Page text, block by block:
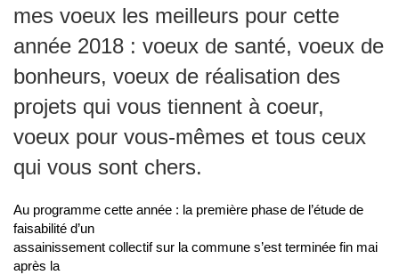
mes voeux les meilleurs pour cette
année 2018 : voeux de santé, voeux de
bonheurs, voeux de réalisation des
projets qui vous tiennent à coeur,
voeux pour vous-mêmes et tous ceux
qui vous sont chers.
Au programme cette année : la première phase de l’étude de
faisabilité d’un
assainissement collectif sur la commune s’est terminée fin mai
après la